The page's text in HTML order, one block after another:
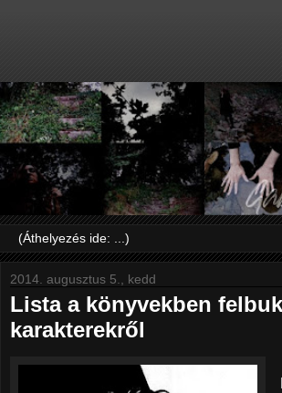
2014. augusztus 5., kedd
Lista a könyvekben
karakterekről